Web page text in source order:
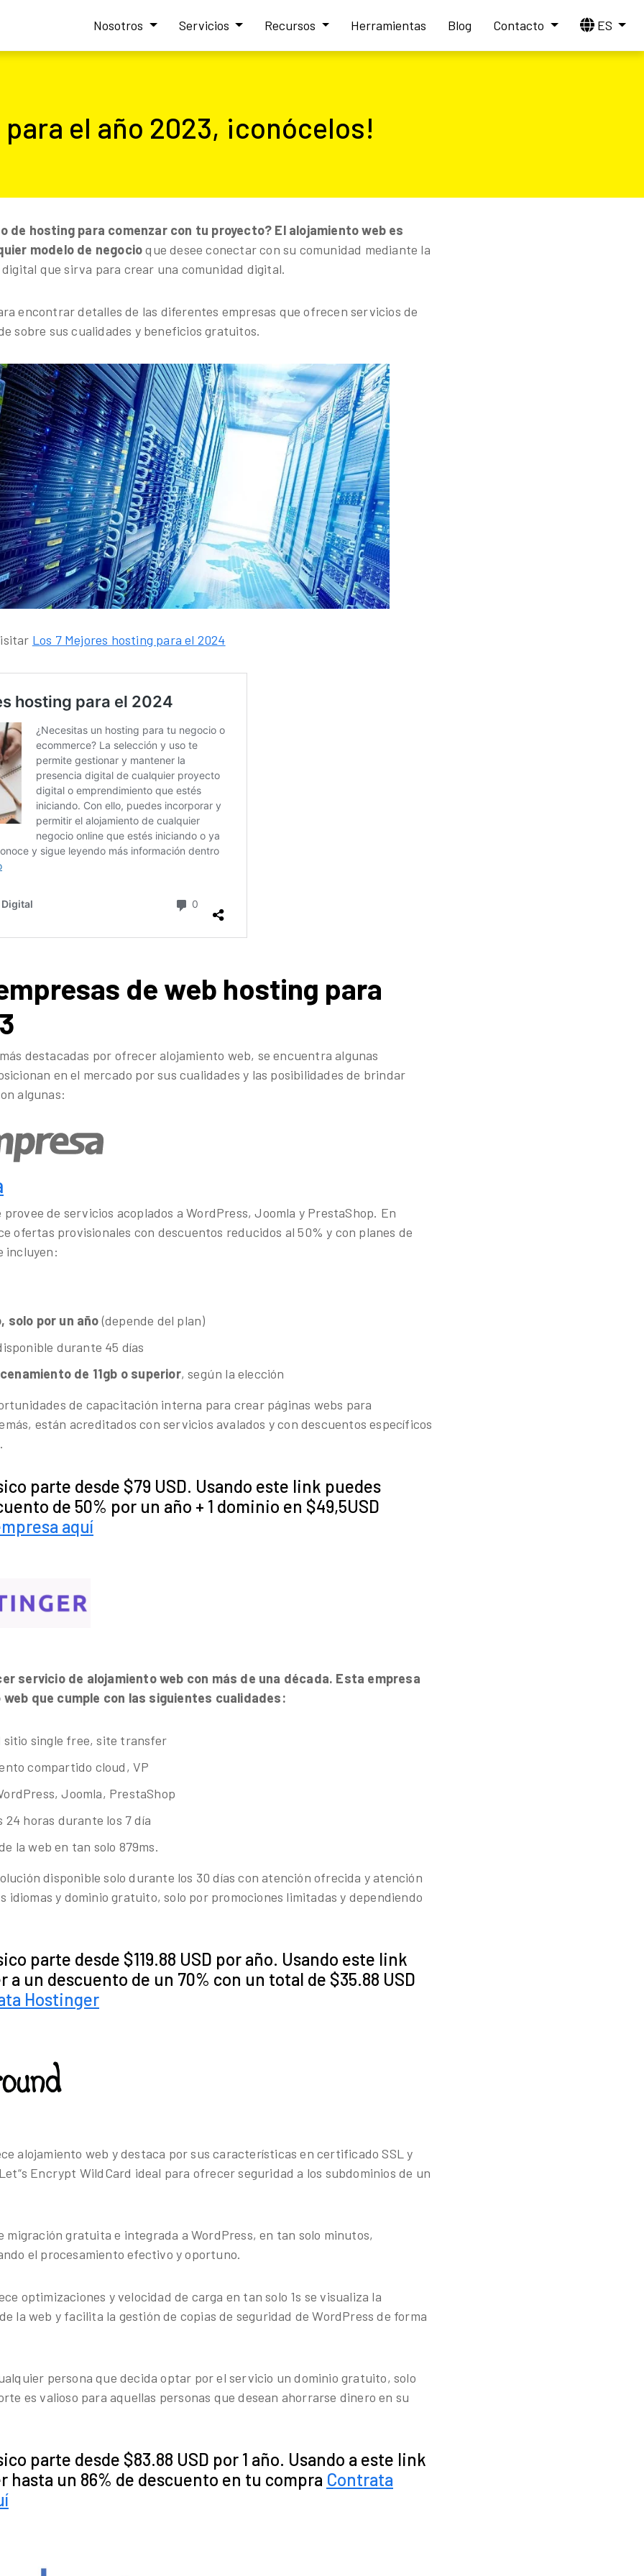
Nosotros Servicios Recursos Herramientas Blog Contacto ES
el año 2023, ¡conócelos!
de hosting para comenzar con tu proyecto? El alojamiento web es
modelo de negocioque desee conectar con su comunidad mediante la
que sirva para crear una comunidad digital.
encontrar detalles de las diferentes empresas que ofrecen servicios de
sobre sus cualidades y beneficios gratuitos.
Los 7 Mejores hosting para el 2024
de web hosting para
destacadas por ofrecer alojamiento web, se encuentra algunas
en el mercado por sus cualidades y las posibilidades de brindar
algunas:
provee de servicios acoplados a WordPress, Joomla y PrestaShop. En
ofertas provisionales con descuentos reducidos al 50% y con planes de
incluyen:
solo por un año(depende del plan)
durante 45 días
de 11gb o superior, según la elección
de capacitación interna para crear páginas webs para
están acreditados con servicios avalados y con descuentos específicos
parte desde $79 USD. Usando este link puedes
de 50% por un año + 1 dominio en $49,5USD
aquí
servicio de alojamiento web con más de una década. Esta empresa
que cumple con las siguientes cualidades:
sitio single free, site transfer
compartido cloud, VP
Joomla, PrestaShop
24 horas durante los 7 día
la web en tan solo 879ms.
disponible solo durante los 30 días con atención ofrecida y atención
idiomas y dominio gratuito, solo por promociones limitadas y dependiendo
parte desde $119.88 USD por año. Usando este link
a un descuento de un 70% con un total de $35.88 USD
Hostinger
alojamiento web y destaca por sus características en certificado SSL y
Encrypt WildCard ideal para ofrecer seguridad a los subdominios de un
migración gratuita e integrada a WordPress, en tan solo minutos,
el procesamiento efectivo y oportuno.
optimizaciones y velocidad de carga en tan solo 1s se visualiza la
la web y facilita la gestión de copias de seguridad de WordPress de forma
persona que decida optar por el servicio un dominio gratuito, solo
es valioso para aquellas personas que desean ahorrarse dinero en su
parte desde $83.88 USD por 1 año. Usando a este link
hasta un 86% de descuento en tu compra Contrata